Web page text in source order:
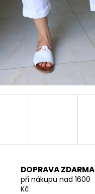
DOPRAVA ZDARMA
při nákupu nad 1600
Kč
LA BLANCHE SVĚTLE ČERNÉ